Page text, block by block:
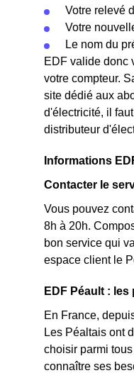
Votre relevé
Votre
Le nom du
EDF valide donc
votre compteur.
site dédié aux
d'électricité, il
distributeur
Informations
Contacter le
Vous pouvez
8h à 20h.
bon service qui
espace client le
EDF Péault :
En France,
Les Péaltais ont
choisir parmi
connaître ses